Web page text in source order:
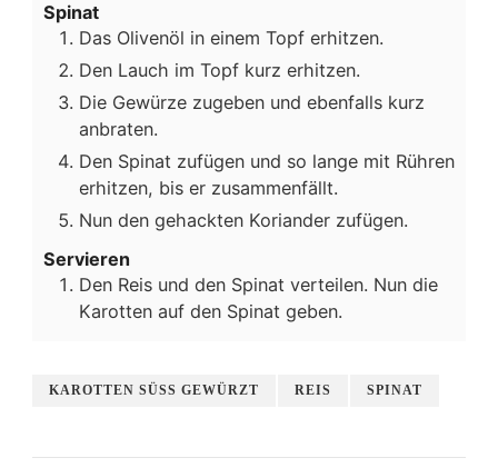
Spinat
Das Olivenöl in einem Topf erhitzen.
Den Lauch im Topf kurz erhitzen.
Die Gewürze zugeben und ebenfalls kurz
anbraten.
Den Spinat zufügen und so lange mit Rühren
erhitzen, bis er zusammenfällt.
Nun den gehackten Koriander zufügen.
Servieren
Den Reis und den Spinat verteilen. Nun die
Karotten auf den Spinat geben.
KAROTTEN SÜSS GEWÜRZT REIS SPINAT